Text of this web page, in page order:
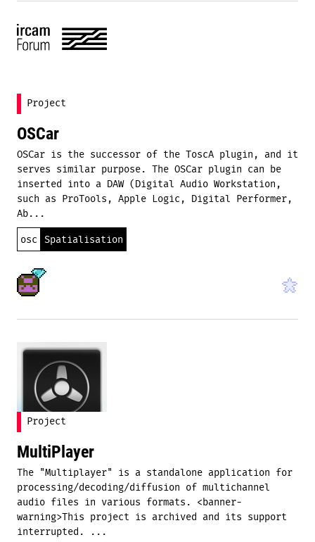
Project
OSCar
OSCar is the successor of the ToscA plugin, and it
serves similar purpose. The OSCar plugin can be
inserted into a DAW (Digital Audio Workstation,
such as ProTools, Apple Logic, Digital Performer,
Ab...
osc Spatialisation
Project
MultiPlayer
The "Multiplayer" is a standalone application for
processing/decoding/diffusion of multichannel
audio files in various formats. <banner-
warning>This project is archived and its support
interrupted. ...